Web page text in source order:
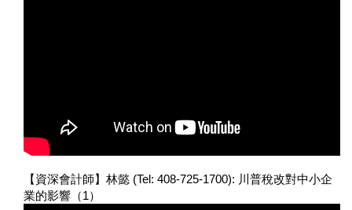
【資深會計師】林懿 (Tel: 408-725-1700): 川普稅改對中小企
業的影響（1）